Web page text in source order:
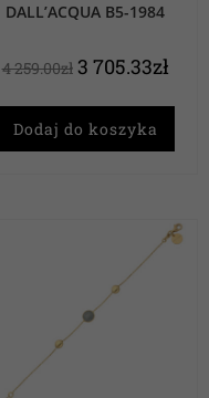
DALL’ACQUA B5-1984
4 259.00zł 3 705.33zł
Dodaj do koszyka